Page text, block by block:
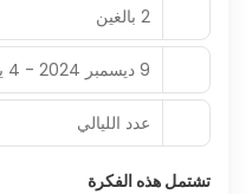
2 بالغين
9 ديسمبر 2024 - 4 يناير 2025
عدد الليالي
تشتمل هذه الفكرة